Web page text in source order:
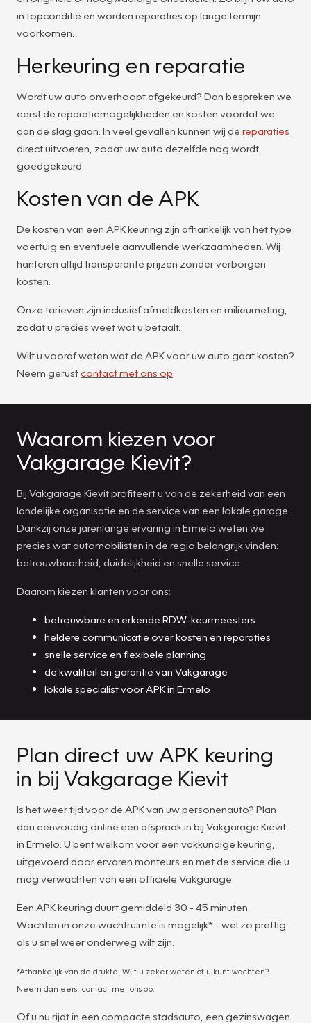
in topconditie en worden reparaties op lange termijn
voorkomen.
Herkeuring en reparatie
Wordt uw auto onverhoopt afgekeurd? Dan bespreken we
eerst de reparatiemogelijkheden en kosten voordat we
aan de slag gaan. In veel gevallen kunnen wij de reparaties
direct uitvoeren, zodat uw auto dezelfde nog wordt
goedgekeurd.
Kosten van de APK
De kosten van een APK keuring zijn afhankelijk van het type
voertuig en eventuele aanvullende werkzaamheden. Wij
hanteren altijd transparante prijzen zonder verborgen
kosten.
Onze tarieven zijn inclusief afmeldkosten en milieumeting,
zodat u precies weet wat u betaalt.
Wilt u vooraf weten wat de APK voor uw auto gaat kosten?
Neem gerustcontact met ons op
Waarom kiezen voor
Vakgarage Kievit?
Bij Vakgarage Kievit profiteert u van de zekerheid van een
landelijke organisatie en de service van een lokale garage.
Dankzij onze jarenlange ervaring in Ermelo weten we
precies wat automobilisten in de regio belangrijk vinden:
betrouwbaarheid, duidelijkheid en snelle service.
Daarom kiezen klanten voor ons:
betrouwbare en erkende RDW-keurmeesters
heldere communicatie over kosten en reparaties
snelle service en flexibele planning
de kwaliteit en garantie van Vakgarage
lokale specialist voor APK in Ermelo
Plan direct uw APK keuring
in bij Vakgarage Kievit
Is het weer tijd voor de APK van uw personenauto? Plan
dan eenvoudig online een afspraak in bij Vakgarage Kievit
in Ermelo. U bent welkom voor een vakkundige keuring,
uitgevoerd door ervaren monteurs en met de service die u
mag verwachten van een officiële Vakgarage.
Een APK keuring duurt gemiddeld 30 - 45 minuten.
Wachten in onze wachtruimte is mogelijk* - wel zo prettig
als u snel weer onderweg wilt zijn.
*Afhankelijk van de drukte. Wilt u zeker weten of u kunt wachten?
Neem dan eerst contact met ons op.
Of u nu rijdt in een compacte stadsauto, een gezinswagen